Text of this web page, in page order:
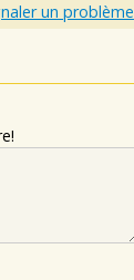
un problème